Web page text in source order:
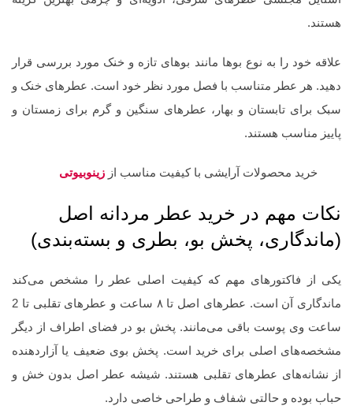
هستند.
علاقه خود را به نوع بوها مانند بو‌های تازه و خنک مورد بررسی قرار
دهید. هر عطر متناسب با فصل مورد نظر خود است. عطرهای خنک و
سبک برای تابستان و بهار، عطرهای سنگین و گرم برای زمستان و
پاییز مناسب هستند.
خرید محصولات آرایشی با کیفیت مناسب از زینوبیوتی
نکات مهم در خرید عطر مردانه اصل
(ماندگاری، پخش بو، بطری و بسته‌بندی)
یکی از فاکتورهای مهم که کیفیت اصلی عطر را مشخص می‌کند
ماندگاری آن است. عطرهای اصل تا ۸ ساعت و عطرهای تقلبی تا 2
ساعت وی پوست باقی می‌مانند. پخش بو در فضای اطراف از دیگر
مشخصه‌های اصلی برای خرید است. پخش بوی ضعیف یا آزاردهنده
از نشانه‌های عطرهای تقلبی هستند. شیشه عطر اصل بدون خش و
حباب بوده و حالتی شفاف و طراحی خاصی دارد.